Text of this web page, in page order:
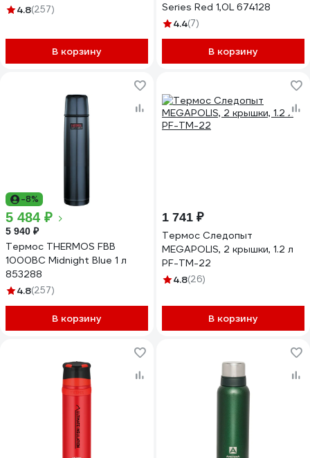
4.8(257)
В корзину
Series Red 1,0L 674128
4.4(7)
В корзину
-8%
5 484 ₽
5 940 ₽
Термос THERMOS FBB
1000BC Midnight Blue 1 л
853288
4.8(257)
В корзину
1 741 ₽
Термос Следопыт
MEGAPOLIS, 2 крышки, 1.2 л
PF-TM-22
4.8(26)
В корзину